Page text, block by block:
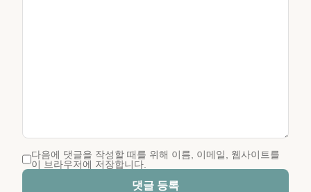
다음에 댓글을 작성할 때를 위해 이름, 이메일, 웹사이트를
이 브라우저에 저장합니다.
댓글 등록